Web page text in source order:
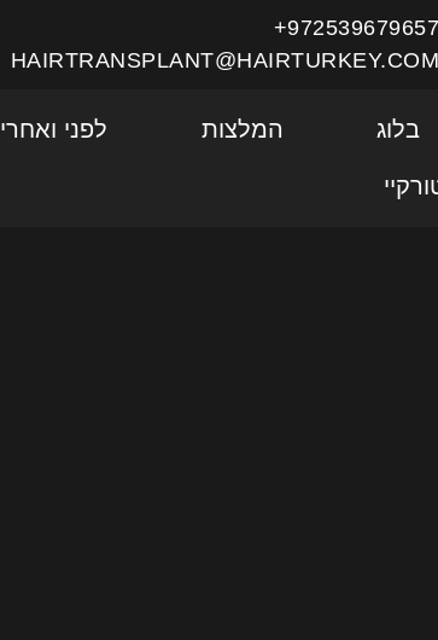
972539679657+
HAIRTRANSPLANT@HAIRTURKEY.COM
בלוג המלצות לפני ואחרי